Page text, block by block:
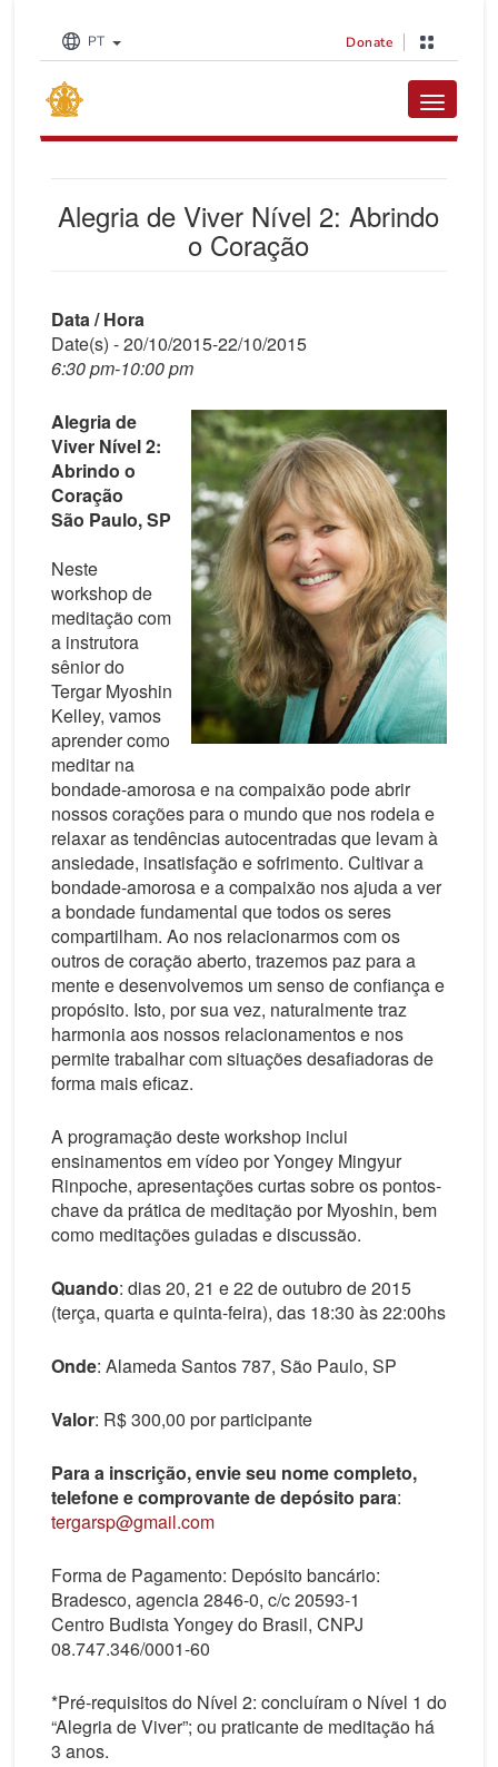
PT Donate
Toggle
Alegria de Viver Nível 2: Abrindo
o Coração
Data / Hora
Date(s) - 20/10/2015-22/10/2015
6:30 pm-10:00 pm
Alegria de
Viver Nível 2:
Abrindo o
Coração
São Paulo, SP
Neste
workshop de
meditação com
a instrutora
sênior do
Tergar Myoshin
Kelley, vamos
aprender como
meditar na
bondade-amorosa e na compaixão pode abrir
nossos corações para o mundo que nos rodeia e
relaxar as tendências autocentradas que levam à
ansiedade, insatisfação e sofrimento. Cultivar a
bondade-amorosa e a compaixão nos ajuda a ver
a bondade fundamental que todos os seres
compartilham. Ao nos relacionarmos com os
outros de coração aberto, trazemos paz para a
mente e desenvolvemos um senso de confiança e
propósito. Isto, por sua vez, naturalmente traz
harmonia aos nossos relacionamentos e nos
permite trabalhar com situações desafiadoras de
forma mais eficaz.
A programação deste workshop inclui
ensinamentos em vídeo por Yongey Mingyur
Rinpoche, apresentações curtas sobre os pontos-
chave da prática de meditação por Myoshin, bem
como meditações guiadas e discussão.
Quando: dias 20, 21 e 22 de outubro de 2015
(terça, quarta e quinta-feira), das 18:30 às 22:00hs
Onde: Alameda Santos 787, São Paulo, SP
Valor: R$ 300,00 por participante
Para a inscrição, envie seu nome completo,
telefone e comprovante de depósito para:
tergarsp@gmail.com
Forma de Pagamento: Depósito bancário:
Bradesco, agencia 2846-0, c/c 20593-1
Centro Budista Yongey do Brasil, CNPJ
08.747.346/0001-60
*Pré-requisitos do Nível 2: concluíram o Nível 1 do
“Alegria de Viver”; ou praticante de meditação há
3 anos.